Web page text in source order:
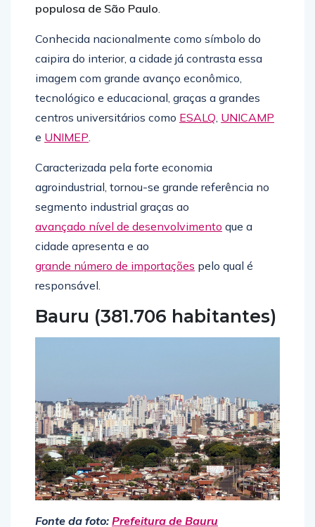
populosa de São Paulo.
Conhecida nacionalmente como símbolo do
caipira do interior, a cidade já contrasta essa
imagem com grande avanço econômico,
tecnológico e educacional, graças a grandes
centros universitários como ESALQ, UNICAMP
e UNIMEP.
Caracterizada pela forte economia
agroindustrial, tornou-se grande referência no
segmento industrial graças ao
avançado nível de desenvolvimento que a
cidade apresenta e ao
grande número de importações pelo qual é
responsável.
Bauru (381.706 habitantes)
Fonte da foto: Prefeitura de Bauru